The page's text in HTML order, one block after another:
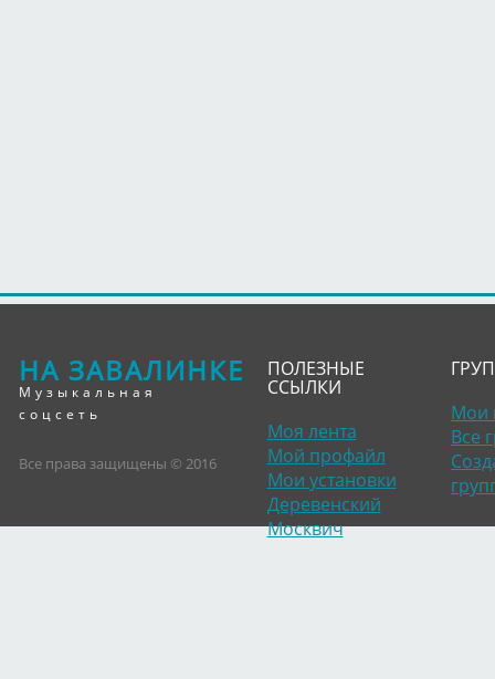
НА ЗАВАЛИНКЕ
Музыкальная
соцсеть
Все права защищены © 2016
ПОЛЕЗНЫЕ
ССЫЛКИ
Моя лента
Мой профайл
Мои установки
Деревенский
Москвич
Мои
Все